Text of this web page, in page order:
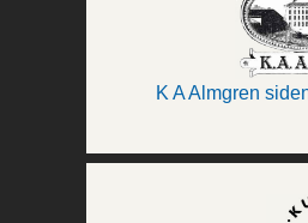
K A Almgren